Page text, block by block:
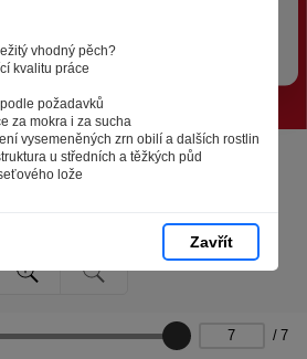
vhodný pěch?
kvalitu práce
požadavků
za mokra i za sucha
vysemeněných zrn obilí a dalších rostlin
u středních a těžkých půd
lože
Zavřít
/ 7